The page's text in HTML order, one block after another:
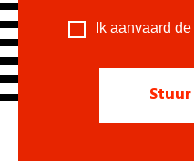
Ik aanvaard de